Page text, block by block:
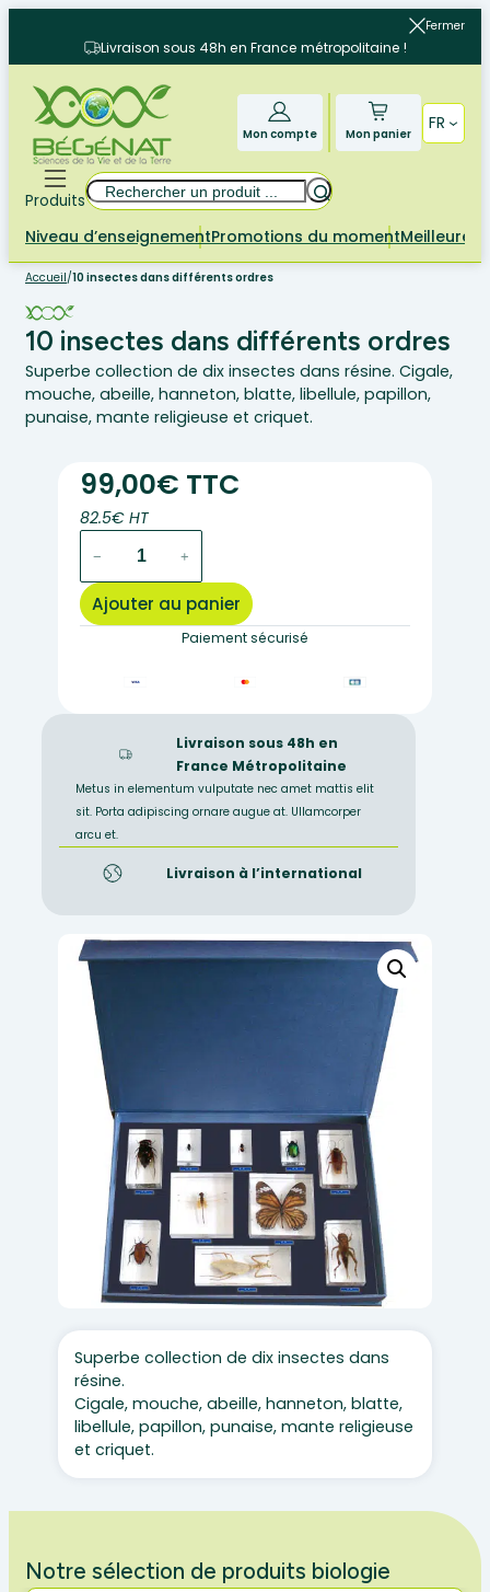
contenu
Fermer
Livraison sous 48h en France métropolitaine !
Mon compte Mon panier
FR
Produits
Rechercher
Niveau d’enseignementPromotions du momentMeilleures
Accueil/10 insectes dans différents ordres
10 insectes dans différents ordres
Superbe collection de dix insectes dans résine. Cigale,
mouche, abeille, hanneton, blatte, libellule, papillon,
punaise, mante religieuse et criquet.
99,00€ TTC
82.5€ HT
10
insectes
ordres
− +
Ajouter au panier
Paiement sécurisé
Livraison sous 48h en
France Métropolitaine
Metus in elementum vulputate nec amet mattis elit
sit. Porta adipiscing ornare augue at. Ullamcorper
arcu et.
Livraison à l’international
Superbe collection de dix insectes dans
résine.
Cigale, mouche, abeille, hanneton, blatte,
libellule, papillon, punaise, mante religieuse
et criquet.
Notre sélection de produits biologie